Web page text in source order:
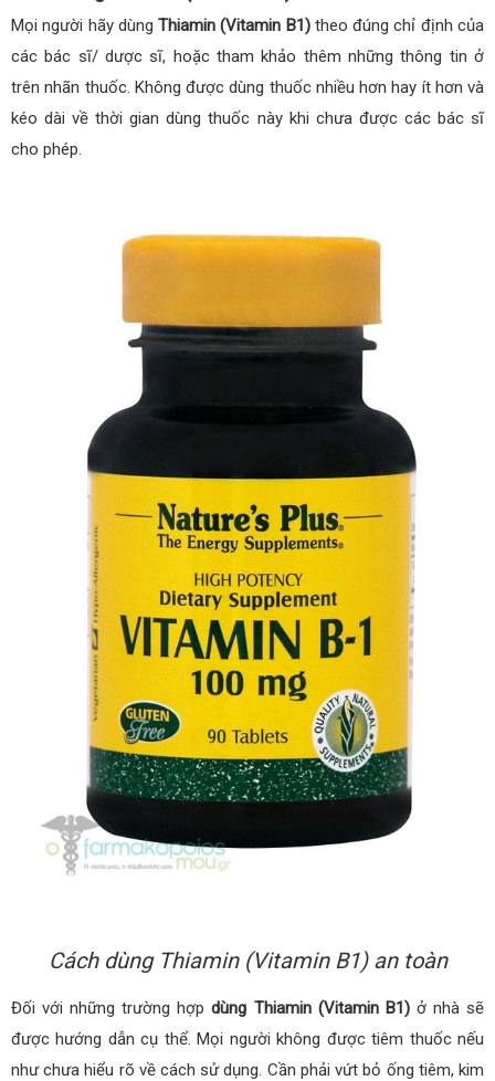
Mọi người hãy dùngThiamin (Vitamin B1)theo đúng chỉ định của
các bác sĩ/ dược sĩ, hoặc tham khảo thêm những thông tin ở
trên nhãn thuốc. Không được dùng thuốc nhiều hơn hay ít hơn và
kéo dài về thời gian dùng thuốc này khi chưa được các bác sĩ
cho phép.
Cách dùng Thiamin (Vitamin B1) an toàn
Đối với những trường hợpdùng Thiamin (Vitamin B1)ở nhà sẽ
được hướng dẫn cụ thể. Mọi người không được tiêm thuốc nếu
như chưa hiểu rõ về cách sử dụng. Cần phải vứt bỏ ống tiêm, kim